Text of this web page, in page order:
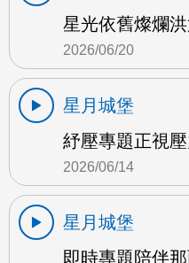
星光依舊燦爛
2026/06/20
星月城堡
紓壓專題正視
2026/06/14
星月城堡
即時專題陪伴